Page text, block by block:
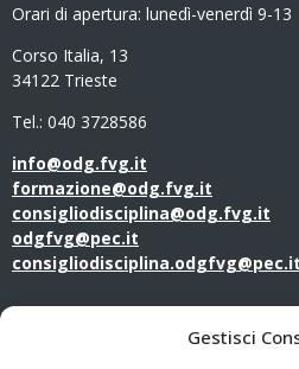
Gestisci
Orari di apertura: lunedì-venerdì 9-13
Corso Italia, 13
34122 Trieste
Tel.: 040 3728586
info@odg.fvg.it
formazione@odg.fvg.it
consigliodisciplina@odg.fvg.it
odgfvg@pec.it
consigliodisciplina.odgfvg@pec.it